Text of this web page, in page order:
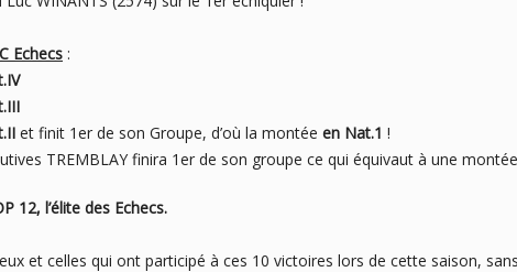
Echecs :
et finit 1er de son Groupe, d’où la montée en Nat.1 !
TREMBLAY finira 1er de son groupe ce qui équivaut à une
12, l’élite des Echecs.
et celles qui ont participé à ces 10 victoires lors de cette saison,